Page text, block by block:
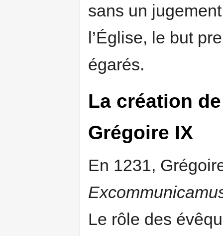
sans un
l’Église, le but
égarés.
La création
Grégoire IX
En 1231,
Le rôle des